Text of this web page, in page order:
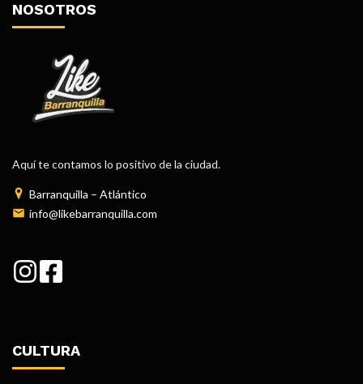
NOSOTROS
Aquí te contamos lo positivo de la ciudad.
Barranquilla – Atlántico
info@likebarranquilla.com
CULTURA